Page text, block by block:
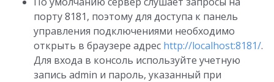
порту 8181, поэтому для доступа к панель
управления подключениями необходимо
открыть в браузере адрес http://localhost:8181/.
Для входа в консоль используйте учетную
запись admin и пароль, указанный при